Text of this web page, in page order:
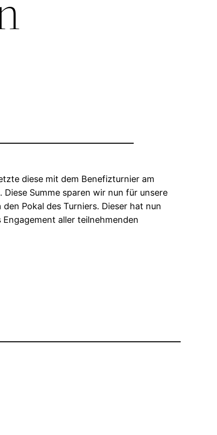
diese mit dem Benefizturnier am
Summe sparen wir nun für unsere
Pokal des Turniers. Dieser hat nun
aller teilnehmenden